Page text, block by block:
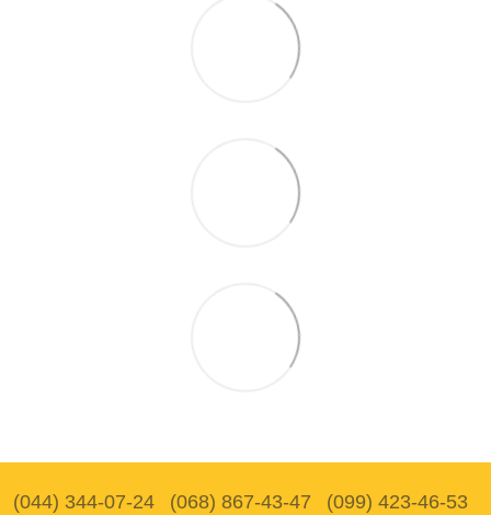
(044) 344-07-24 (068) 867-43-47 (099) 423-46-53